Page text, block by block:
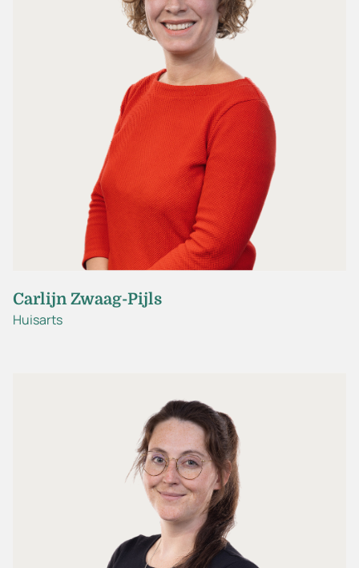
Carlijn Zwaag-Pijls
Huisarts